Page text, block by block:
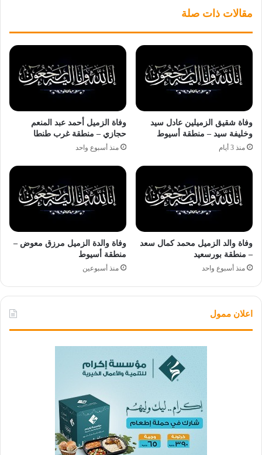
مقالات ذات صلة
وفاة شقيق الزميلين عادل سيد
وخليفة سيد – منطقة أسيوط
منذ 3 أيام
وفاة الزميل أحمد عبد المنعم
حجازي – منطقة غرب طنطا
منذ أسبوع واحد
وفاة والد الزميل محمد كمال سعد
– منطقة بورسعيد
منذ أسبوع واحد
وفاة والدة الزميل مرزق معوض –
منطقة أسيوط
منذ أسبوعين
اعلان ممول